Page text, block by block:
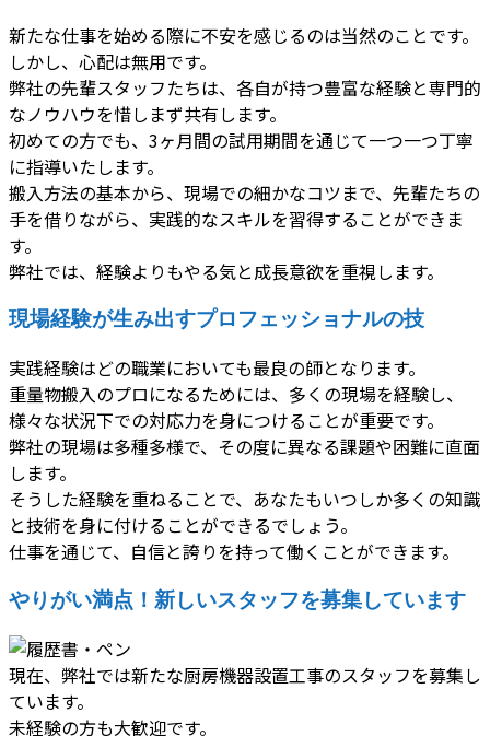
新たな仕事を始める際に不安を感じるのは当然のことです。
しかし、心配は無用です。
弊社の先輩スタッフたちは、各自が持つ豊富な経験と専門的
なノウハウを惜しまず共有します。
初めての方でも、3ヶ月間の試用期間を通じて一つ一つ丁寧
に指導いたします。
搬入方法の基本から、現場での細かなコツまで、先輩たちの
手を借りながら、実践的なスキルを習得することができま
す。
弊社では、経験よりもやる気と成長意欲を重視します。
現場経験が生み出すプロフェッショナルの技
実践経験はどの職業においても最良の師となります。
重量物搬入のプロになるためには、多くの現場を経験し、
様々な状況下での対応力を身につけることが重要です。
弊社の現場は多種多様で、その度に異なる課題や困難に直面
します。
そうした経験を重ねることで、あなたもいつしか多くの知識
と技術を身に付けることができるでしょう。
仕事を通じて、自信と誇りを持って働くことができます。
やりがい満点！新しいスタッフを募集しています
現在、弊社では新たな厨房機器設置工事のスタッフを募集し
ています。
未経験の方も大歓迎です。